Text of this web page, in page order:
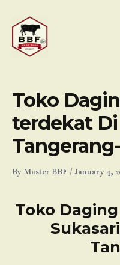
content
Toko
terdekat
By Master BBF /January 4,
Toko